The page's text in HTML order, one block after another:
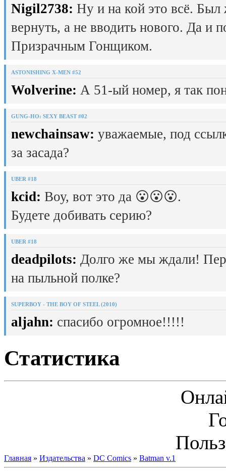
Nigil2738: Ну и на кой это всё.
вернуть, а не вводить нового. Да и
Призрачным Гонщиком.
ASTONISHING X-MEN #52
Wolverine: А 51-ый номер, я так
GUNG-HO: SEXY BEAST #02
newchainsaw: уважаемые, под
за засада?
UBER #18
kcid: Воу, вот это да 😮😮😮.
Будете добивать серию?
UBER #18
deadpilots: Долго же мы ждали!
на пыльной полке?
SUPERBOY - THE BOY OF STEEL (2010)
aljahn: спасибо огромное!!!!!
Статистика
Главная » Издательства » DC Comics » Batman v.1